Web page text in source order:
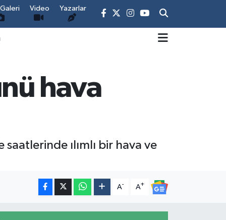
Video Yazarlar
hava
saatlerinde ılımlı bir hava ve
A- A+